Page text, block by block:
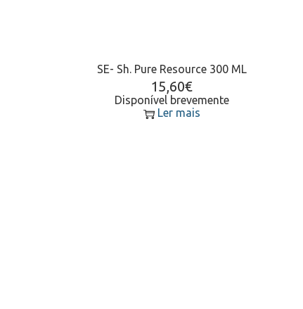
SE- Sh. Pure Resource 300 ML
15,60€
Disponível brevemente
Ler mais